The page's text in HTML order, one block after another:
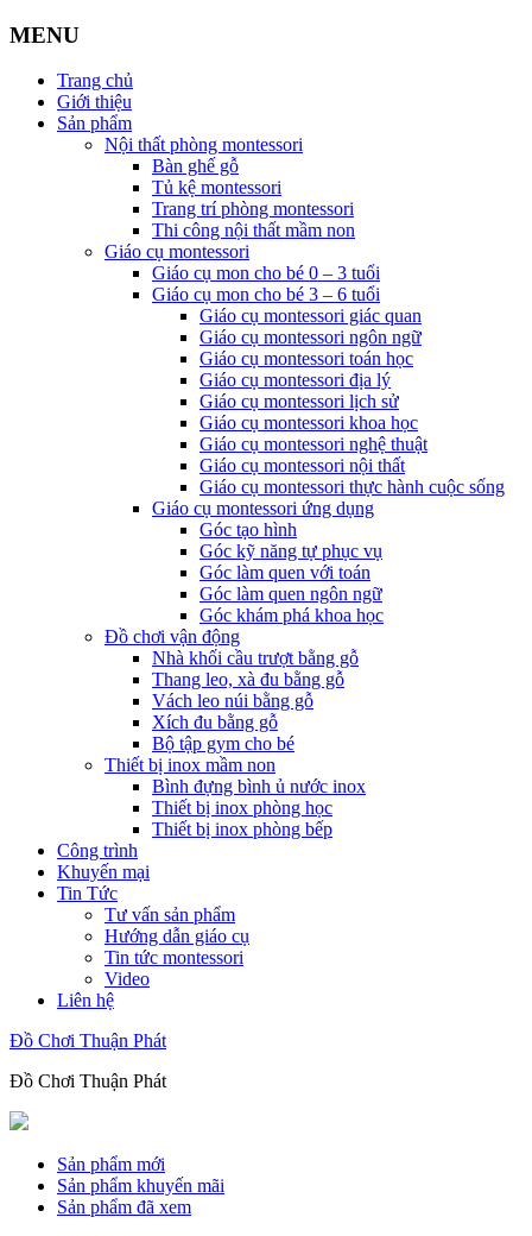
MENU
Trang chủ
Giới thiệu
Sản phẩm
Nội thất phòng montessori
Bàn ghế gỗ
Tủ kệ montessori
Trang trí phòng montessori
Thi công nội thất mầm non
Giáo cụ montessori
Giáo cụ mon cho bé 0 – 3 tuổi
Giáo cụ mon cho bé 3 – 6 tuổi
Giáo cụ montessori giác quan
Giáo cụ montessori ngôn ngữ
Giáo cụ montessori toán học
Giáo cụ montessori địa lý
Giáo cụ montessori lịch sử
Giáo cụ montessori khoa học
Giáo cụ montessori nghệ thuật
Giáo cụ montessori nội thất
Giáo cụ montessori thực hành cuộc sống
Giáo cụ montessori ứng dụng
Góc tạo hình
Góc kỹ năng tự phục vụ
Góc làm quen với toán
Góc làm quen ngôn ngữ
Góc khám phá khoa học
Đồ chơi vận động
Nhà khối cầu trượt bằng gỗ
Thang leo, xà đu bằng gỗ
Vách leo núi bằng gỗ
Xích đu bằng gỗ
Bộ tập gym cho bé
Thiết bị inox mầm non
Bình đựng bình ủ nước inox
Thiết bị inox phòng học
Thiết bị inox phòng bếp
Công trình
Khuyến mại
Tin Tức
Tư vấn sản phẩm
Hướng dẫn giáo cụ
Tin tức montessori
Video
Liên hệ
Đồ Chơi Thuận Phát
Đồ Chơi Thuận Phát
Sản phẩm mới
Sản phẩm khuyến mãi
Sản phẩm đã xem